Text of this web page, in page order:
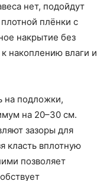
нет, подойдут
плёнки с
накрытие без
накоплению влаги и
на подложки,
на 20–30 см.
зазоры для
класть вплотную
позволяет